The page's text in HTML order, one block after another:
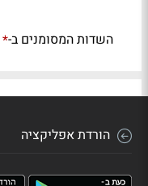
השדות המסומנים ב-*
הורדת אפליקציה